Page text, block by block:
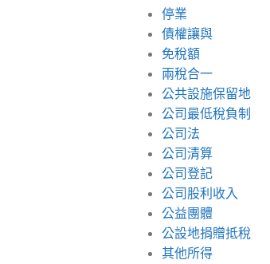
停業
債權讓與
免稅額
兩稅合一
公共設施保留地
公司最低稅負制
公司法
公司清算
公司登記
公司股利收入
公益團體
公設地捐贈抵稅
其他所得